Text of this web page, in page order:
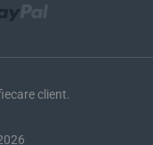
client.